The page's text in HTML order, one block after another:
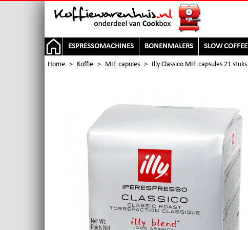
ESPRESSOMACHINES BONENMALERS SLOW COFFEE
Home > Koffie > MIE capules > Illy Classico MIE capsules 21 stuks